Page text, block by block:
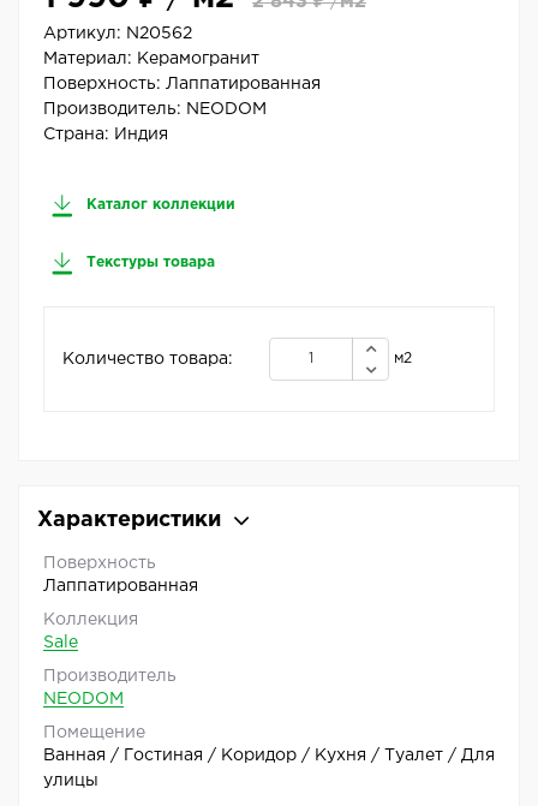
Артикул: N20562
Материал: Керамогранит
Поверхность: Лаппатированная
Производитель: NEODOM
Страна: Индия
Каталог коллекции
Текстуры товара
Количество товара: м2
Характеристики
Поверхность
Лаппатированная
Коллекция
Sale
Производитель
NEODOM
Помещение
Ванная / Гостиная / Коридор / Кухня / Туалет / Для
улицы